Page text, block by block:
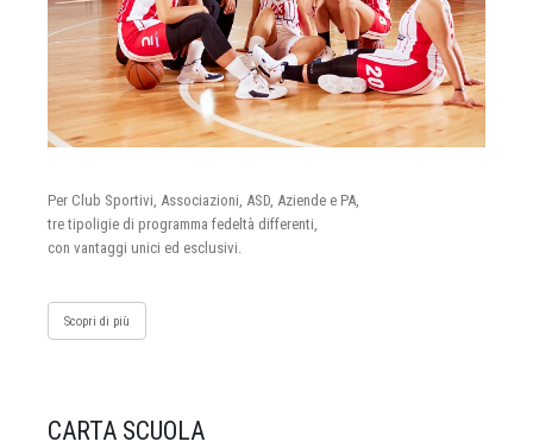
Per Club Sportivi, Associazioni, ASD, Aziende e PA,
tre tipoligie di programma fedeltà differenti,
con vantaggi unici ed esclusivi.
Scopri di più
CARTA SCUOLA